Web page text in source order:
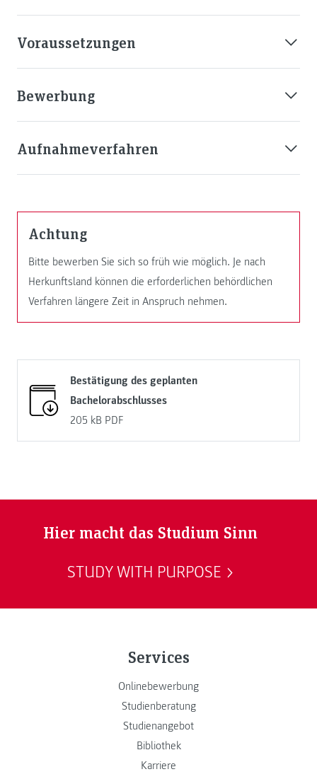
Voraussetzungen
Bewerbung
Aufnahmeverfahren
Achtung
Bitte bewerben Sie sich so früh wie möglich. Je nach
Herkunftsland können die erforderlichen behördlichen
Verfahren längere Zeit in Anspruch nehmen.
Bestätigung des geplanten
Bachelorabschlusses
205 kB PDF
Hier macht das Studium Sinn
STUDY WITH PURPOSE
Services
Onlinebewerbung
Studienberatung
Studienangebot
Bibliothek
Karriere